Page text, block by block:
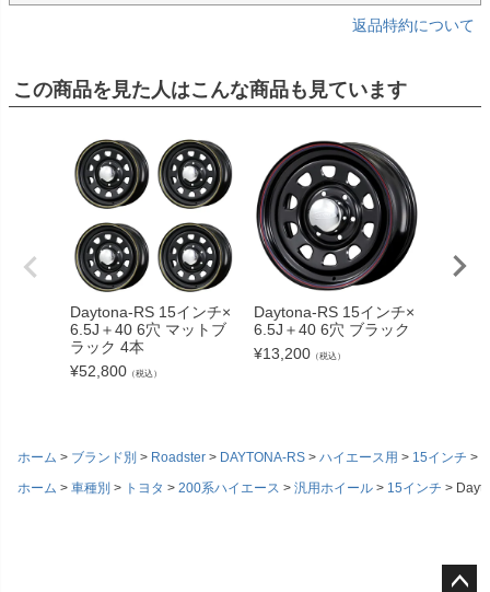
返品特約について
この商品を見た人はこんな商品も見ています
Daytona-RS 15インチ×
6.5J＋40 6穴 マットブ
ラック 4本
¥52,800 （税込）
Daytona-RS 15インチ×
6.5J＋40 6穴 ブラック
¥13,200 （税込）
ホーム ブランド別 Roadster DAYTONA-RS ハイエース用 15インチ
ホーム
車種別 トヨタ 200系ハイエース 汎用ホイール 15インチ